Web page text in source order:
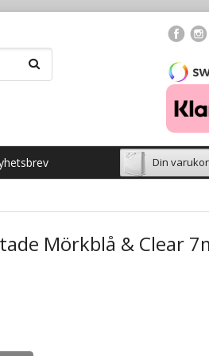
Din
Mörkblå & Clear